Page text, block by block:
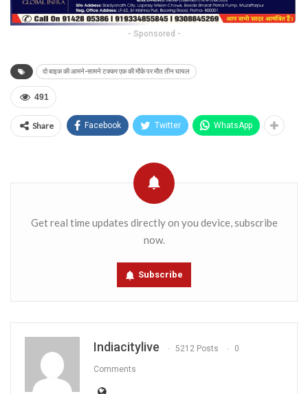
- Sponsored -
दो बाइक की आमने-सामने टक्कर एक की मौके पर मौत तीन घायल
491
Share Facebook Twitter WhatsApp
Get real time updates directly on you device, subscribe
now.
Subscribe
Indiacitylive 5212 Posts 0
Comments